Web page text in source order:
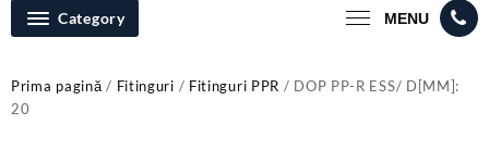
Category MENU
Prima pagină/ Fitinguri / Fitinguri PPR / DOP PP-R ESS/ D[MM]:
20